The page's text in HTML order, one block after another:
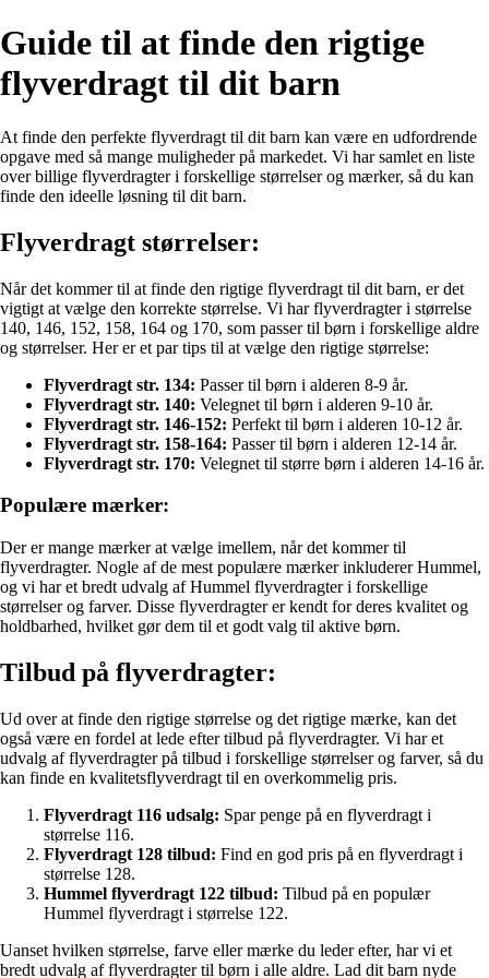
Guide til at finde den rigtige
flyverdragt til dit barn
At finde den perfekte flyverdragt til dit barn kan være en udfordrende
opgave med så mange muligheder på markedet. Vi har samlet en liste
over billige flyverdragter i forskellige størrelser og mærker, så du kan
finde den ideelle løsning til dit barn.
Flyverdragt størrelser:
Når det kommer til at finde den rigtige flyverdragt til dit barn, er det
vigtigt at vælge den korrekte størrelse. Vi har flyverdragter i størrelse
140, 146, 152, 158, 164 og 170, som passer til børn i forskellige aldre
og størrelser. Her er et par tips til at vælge den rigtige størrelse:
Flyverdragt str. 134: Passer til børn i alderen 8-9 år.
Flyverdragt str. 140: Velegnet til børn i alderen 9-10 år.
Flyverdragt str. 146-152: Perfekt til børn i alderen 10-12 år.
Flyverdragt str. 158-164: Passer til børn i alderen 12-14 år.
Flyverdragt str. 170: Velegnet til større børn i alderen 14-16 år.
Populære mærker:
Der er mange mærker at vælge imellem, når det kommer til
flyverdragter. Nogle af de mest populære mærker inkluderer Hummel,
og vi har et bredt udvalg af Hummel flyverdragter i forskellige
størrelser og farver. Disse flyverdragter er kendt for deres kvalitet og
holdbarhed, hvilket gør dem til et godt valg til aktive børn.
Tilbud på flyverdragter:
Ud over at finde den rigtige størrelse og det rigtige mærke, kan det
også være en fordel at lede efter tilbud på flyverdragter. Vi har et
udvalg af flyverdragter på tilbud i forskellige størrelser og farver, så du
kan finde en kvalitetsflyverdragt til en overkommelig pris.
Flyverdragt 116 udsalg: Spar penge på en flyverdragt i
størrelse 116.
Flyverdragt 128 tilbud: Find en god pris på en flyverdragt i
størrelse 128.
Hummel flyverdragt 122 tilbud: Tilbud på en populær
Hummel flyverdragt i størrelse 122.
Uanset hvilken størrelse, farve eller mærke du leder efter, har vi et
bredt udvalg af flyverdragter til børn i alle aldre. Lad dit barn nyde